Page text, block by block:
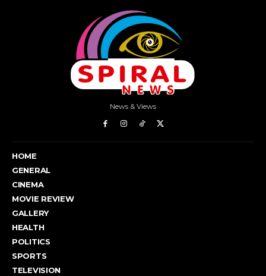
News & Views
HOME
GENERAL
CINEMA
MOVIE REVIEW
GALLERY
HEALTH
POLITICS
SPORTS
TELEVISION